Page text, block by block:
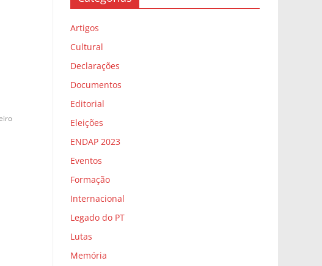
Artigos
Cultural
Declarações
Documentos
Editorial
Eleições
ENDAP 2023
Eventos
Formação
Internacional
Legado do PT
Lutas
Memória